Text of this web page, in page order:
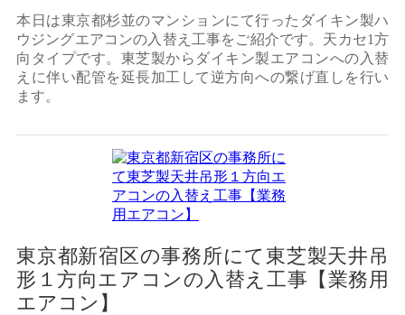
本日は東京都杉並のマンションにて行ったダイキン製ハ
ウジングエアコンの入替え工事をご紹介です。天カセ1方
向タイプです。東芝製からダイキン製エアコンへの入替
えに伴い配管を延長加工して逆方向への繋げ直しを行い
ます。
東京都新宿区の事務所にて東芝製天井吊
形１方向エアコンの入替え工事【業務用
エアコン】